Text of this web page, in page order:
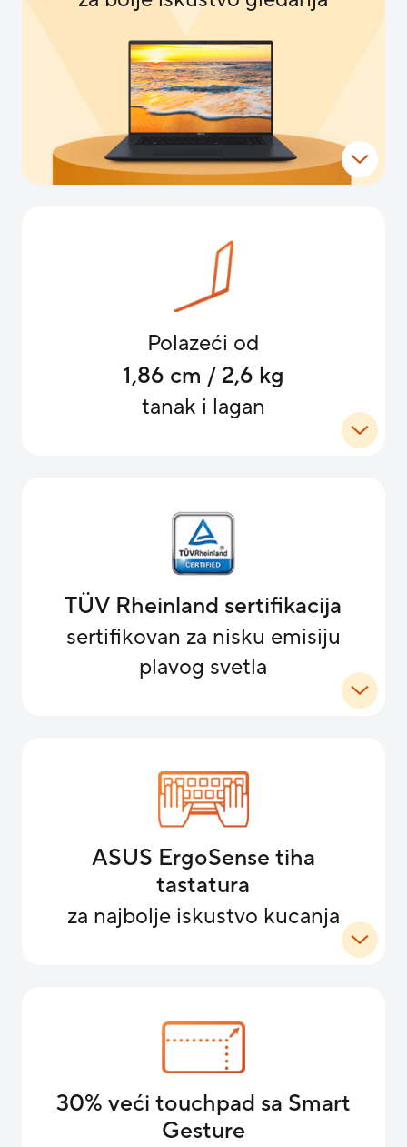
Polazeći od
1,86 cm / 2,6 kg
tanak i lagan
TÜV Rheinland sertifikacija
sertifikovan za nisku emisiju
plavog svetla
ASUS ErgoSense tiha
tastatura
za najbolje iskustvo kucanja
30% veći touchpad sa Smart
Gesture